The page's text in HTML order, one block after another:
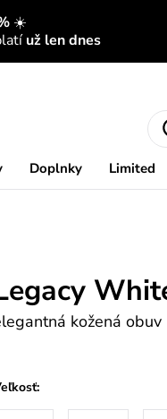
☀️
už len dnes
Doplnky Limited
kožená obuv